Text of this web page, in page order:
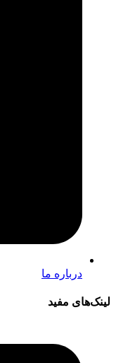
درباره ما
لینک‌های مفید